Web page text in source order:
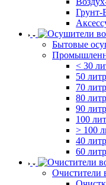
Грунт-
Бытовые
< 30
50
70
80
90
100
> 100
40
60
Очистители